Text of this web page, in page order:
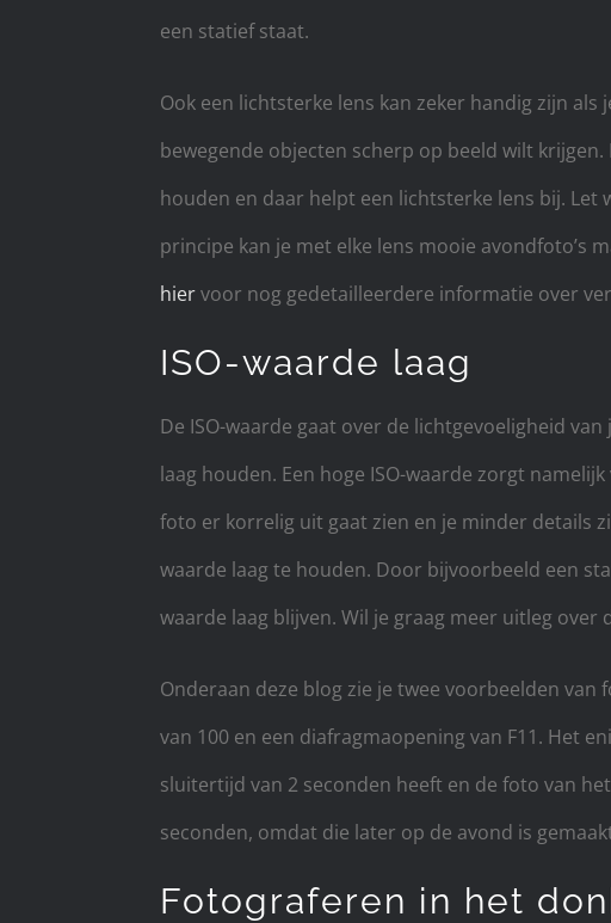
een statief staat.
Ook een lichtsterke lens kan zeker handig zijn
bewegende objecten scherp op beeld wilt
houden en daar helpt een lichtsterke lens bij. Let
principe kan je met elke lens mooie avondfoto’s
hiervoor nog gedetailleerdere informatie over
ISO-waarde laag
De ISO-waarde gaat over de lichtgevoeligheid
laag houden. Een hoge ISO-waarde zorgt
foto er korrelig uit gaat zien en je minder details
waarde laag te houden. Door bijvoorbeeld een
waarde laag blijven. Wil je graag meer uitleg over
Onderaan deze blog zie je twee voorbeelden van
van 100 en een diafragmaopening van F11. Het
sluitertijd van 2 seconden heeft en de foto van
seconden, omdat die later op de avond is
Fotograferen in het